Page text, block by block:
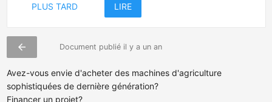
PLUS TARD LIRE
arrow_back Document publié il y a un an
Avez-vous envie d'acheter des machines d'agriculture
sophistiquées de dernière génération?
Financer un projet?